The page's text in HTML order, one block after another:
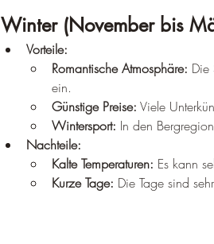
Winter (November bis
Vorteile:
Romantische Atmosphäre: Die
ein.
Günstige Preise: Viele
Wintersport: In den
Nachteile:
Kalte Temperaturen: Es kann
Kurze Tage: Die Tage sind